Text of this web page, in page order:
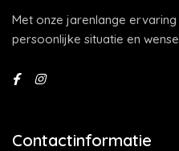
Met onze jarenlange
persoonlijke situatie en
Contactinformatie